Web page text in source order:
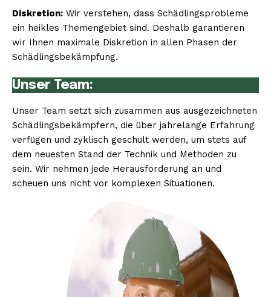
Diskretion: Wir verstehen, dass Schädlingsprobleme
ein heikles Themengebiet sind. Deshalb garantieren
wir Ihnen maximale Diskretion in allen Phasen der
Schädlingsbekämpfung.
Unser Team:
Unser Team setzt sich zusammen aus ausgezeichneten
Schädlingsbekämpfern, die über jahrelange Erfahrung
verfügen und zyklisch geschult werden, um stets auf
dem neuesten Stand der Technik und Methoden zu
sein. Wir nehmen jede Herausforderung an und
scheuen uns nicht vor komplexen Situationen.